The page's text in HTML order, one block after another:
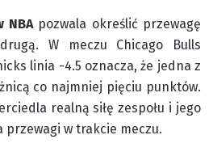
NBApozwala określić przewagę
W meczu Chicago Bulls
linia -4.5 oznacza, że jedna z
co najmniej pięciu punktów.
realną siłę zespołu i jego
przewagi w trakcie meczu.